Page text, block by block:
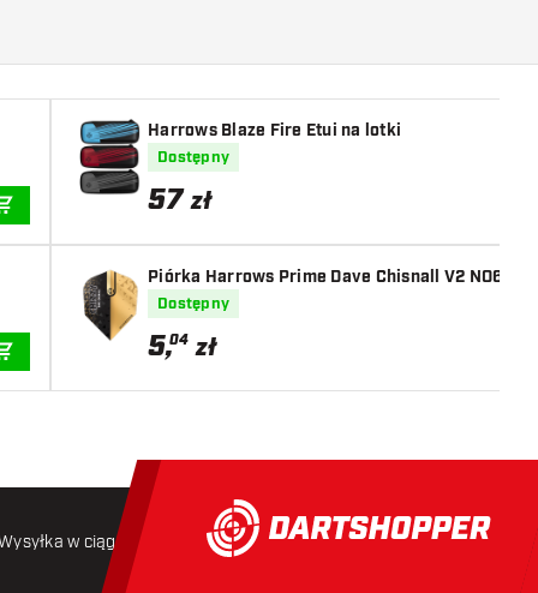
DODAJ DO KOSZYKA
Harrows Blaze Fire Etui na lotki
Dostępny
57 zł
Piórka Harrows Prime Dave Chisnall V2 NO6
Dostępny
5,04 zł
w ciągu 24 godzin Darmowa wysyłka od 250 złoty